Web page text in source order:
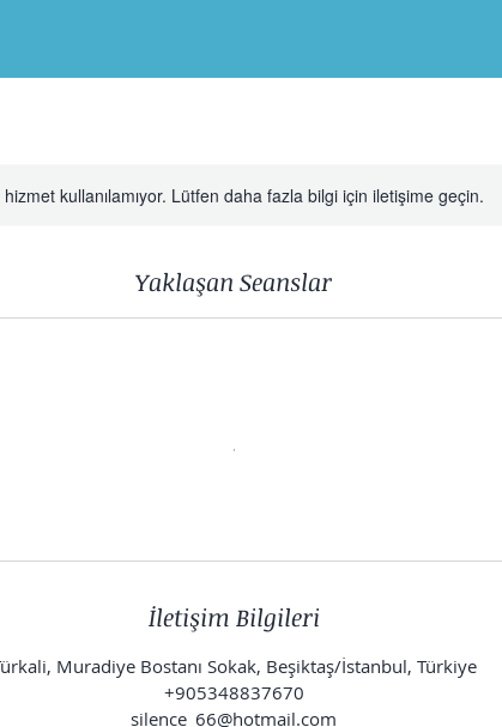
hizmet kullanılamıyor. Lütfen daha fazla bilgi için iletişime geçin.
Yaklaşan Seanslar
İletişim Bilgileri
Muradiye Bostanı Sokak, Beşiktaş/İstanbul, Türkiye
+905348837670
silence_66@hotmail.com